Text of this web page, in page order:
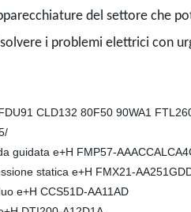
del settore che
i problemi elettrici con
CLD132 80F50 90WA1
guidata e+H FMP57-
statica e+H FMX21-
e+H CCS51D-AA11AD